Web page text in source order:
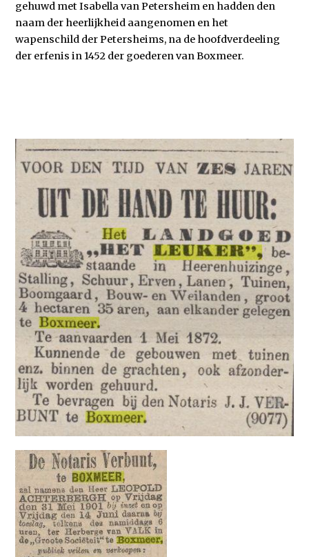
gehuwd met Isabella van Petersheim en hadden den
naam der heerlijkheid aangenomen en het
wapenschild der Petersheims, na de hoofdverdeeling
der erfenis in 1452 der goederen van Boxmeer.